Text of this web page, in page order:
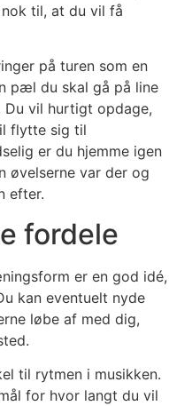
til, at du vil få
på turen som en
pæl du skal gå på line
Du vil hurtigt opdage,
flytte sig til
er du hjemme igen
øvelserne var der og
efter.
fordele
er en god idé,
kan eventuelt nyde
løbe af med dig,
til rytmen i musikken.
for hvor langt du vil